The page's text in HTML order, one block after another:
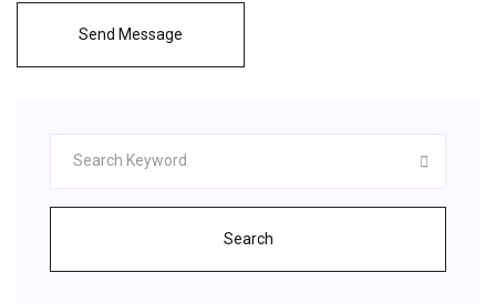
Send Message
Search